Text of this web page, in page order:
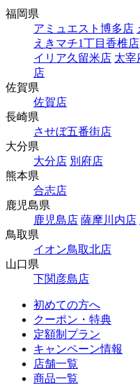
福岡県
アミュエスト博多店
えきマチ1丁目香椎店
イリア久留米店 太宰
店
佐賀県
佐賀店
長崎県
させぼ五番街店
大分県
大分店 別府店
熊本県
合志店
鹿児島県
鹿児島店 薩摩川内店
鳥取県
イオン鳥取北店
山口県
下関彦島店
初めての方へ
クーポン・特典
定額制プラン
キャンペーン情報
店舗一覧
商品一覧